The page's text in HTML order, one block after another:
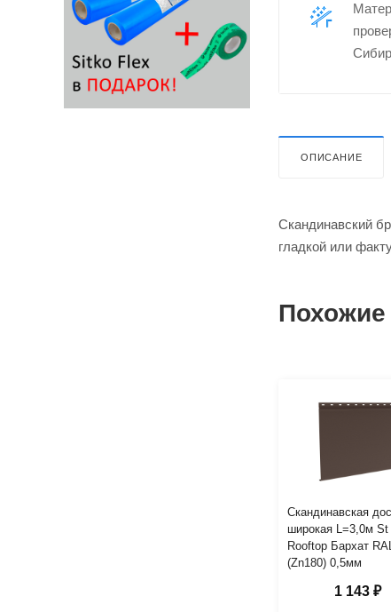
ОПИСАНИЕ
Скандинавский
гладкой или
Скандинавская
широкая L=3,0м St
Rooftop Бархат
(Zn180) 0,5мм
1 143 ₽